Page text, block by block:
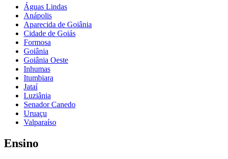
Águas Lindas
Anápolis
Aparecida de Goiânia
Cidade de Goiás
Formosa
Goiânia
Goiânia Oeste
Inhumas
Itumbiara
Jataí
Luziânia
Senador Canedo
Uruaçu
Valparaíso
Ensino